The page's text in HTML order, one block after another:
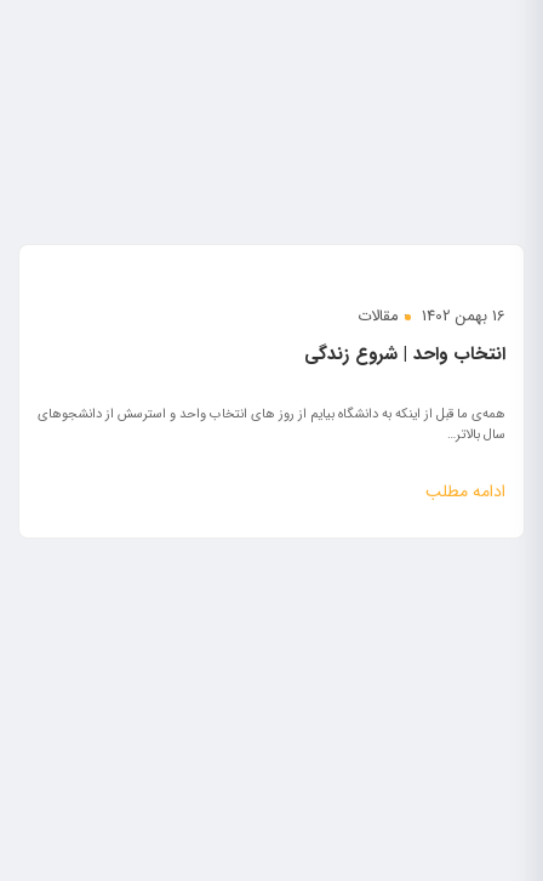
16 بهمن 1402 مقالات
انتخاب واحد | شروع زندگی
همه‌ی ما قبل از اینکه به دانشگاه بیایم از روز های انتخاب واحد و استرسش از دانشجوهای
سال بالاتر…
ادامه مطلب